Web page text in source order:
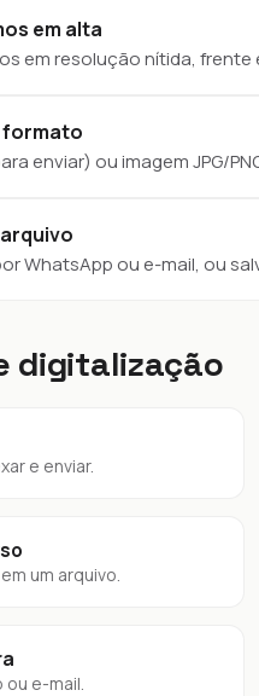
em alta
em resolução nítida, frente
formato
enviar) ou imagem JPG/
WhatsApp ou e-mail, ou
digitalização
e enviar.
um arquivo.
ou e-mail.